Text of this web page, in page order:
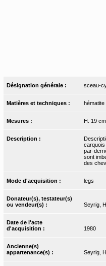
Désignation générale : sceau-
Matières et techniques : hématite
Mesures : H. 19
Description :
carquois
par-
sont
des
Mode d'acquisition : legs
Donateur(s), testateur(s)
ou vendeur(s) :
Seyrig,
Date de l'acte
d'acquisition :
1980
Ancienne(s)
appartenance(s) :
Seyrig,